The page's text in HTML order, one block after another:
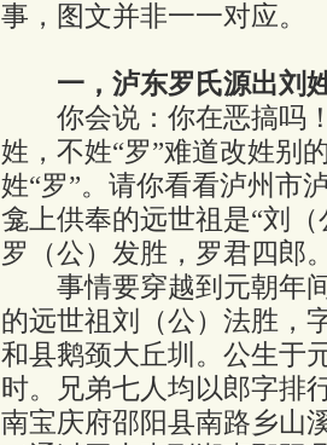
事，图文并非一一对应。
一，泸东罗氏源出刘
你会说：你在恶搞吗！
姓，不姓“罗”难道改姓别
姓“罗”。请你看看泸州市
龛上供奉的远世祖是“刘
罗（公）发胜，罗君四郎
事情要穿越到元朝年间
的远世祖刘（公）法胜，
和县鹅颈大丘圳。公生于
时。兄弟七人均以郎字排
南宝庆府邵阳县南路乡山